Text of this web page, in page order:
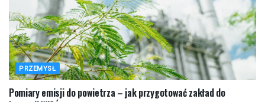
PRZEMYSŁ
Pomiary emisji do powietrza – jak przygotować zakład do